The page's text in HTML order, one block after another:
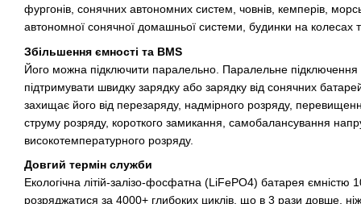
фургонів, сонячних автономних систем, човнів, кемперів,
автономної сонячної домашньої системи, будинки на колесах
Збільшення ємності та BMS
Його можна підключити паралельно. Паралельне
підтримувати швидку зарядку або зарядку від сонячних
захищає його від перезаряду, надмірного розряду,
струму розряду, короткого замикання, самобалансування
високотемпературного розряду.
Довгий термін служби
Екологічна літій-залізо-фосфатна (LiFePO4) батарея
розряджатися за 4000+ глибоких циклів, що в 3 рази довше,